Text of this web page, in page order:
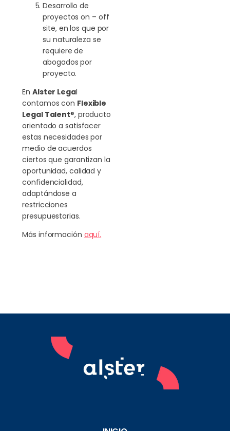
Desarrollo de
proyectos on – off
site, en los que por
su naturaleza se
requiere de
abogados por
proyecto.
En Alster Legal
contamos con Flexible
Legal Talent®, producto
orientado a satisfacer
estas necesidades por
medio de acuerdos
ciertos que garantizan la
oportunidad, calidad y
confidencialidad,
adaptándose a
restricciones
presupuestarias.
Más información aquí.